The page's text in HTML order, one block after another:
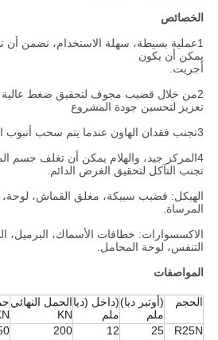
الخصائص
1عملية بسيطة، سهلة الاستخدام، تضمن
يمكن أن يكون
أجريت.
2من خلال قضيب مجوف لتحقيق ضغط عالية
تعزيز لتحسين جودة المشروع
3تجنب فقدان الهاون عندما يتم سحب أنبوب التخزين التقليدي.
4المركز جيد، والهلام يمكن أن تغلف جسم
تجنب التآكل لتحقيق الغرض الدائم.
الهيكل: قضيب سبيكة، مغلق القماش،
المرساة.
الاكسسوارات: خطافات الأسماك، البرميل،
التنفس، لوحة المحامل.
المواصفات
الحجم
(أوتير ديا)
ملم
(داخل (ديا
ملم
الحمل النهائي
KN
R25N
25
12
200